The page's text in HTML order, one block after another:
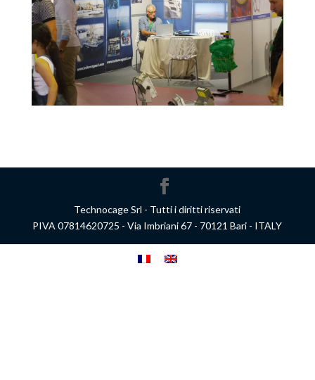
Technocage Srl - Tutti i diritti riservati
PIVA 07814620725 - Via Imbriani 67 - 70121 Bari - ITALY